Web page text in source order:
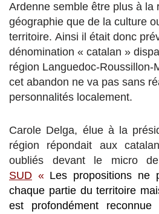
Ardenne semble être plus à la
géographie que de la culture
territoire. Ainsi il était donc
dénomination « catalan »
région Languedoc-Roussillon-
cet abandon ne va pas sans
personnalités localement.
Carole Delga, élue à la
région répondait aux
oubliés devant le micro
SUD « Les propositions ne
chaque partie du territoire
est profondément